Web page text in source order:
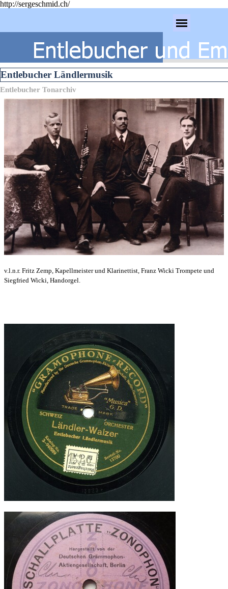
http://sergeschmid.ch/
Entlebucher Ländlermusik
Entlebucher Tonarchiv
v.l.n.r. Fritz Zemp, Kapellmeister und Klarinettist, Franz Wicki Trompete und
Siegfried Wicki, Handorgel.